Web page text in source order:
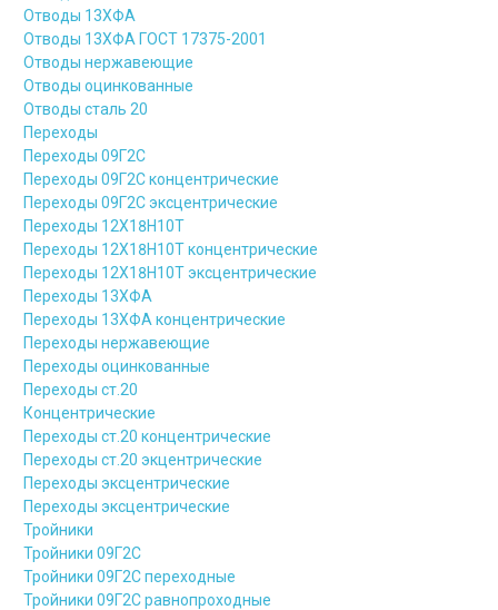
Отводы 13ХФА
Отводы 13ХФА ГОСТ 17375-2001
Отводы нержавеющие
Отводы оцинкованные
Отводы сталь 20
Переходы
Переходы 09Г2С
Переходы 09Г2С концентрические
Переходы 09Г2С эксцентрические
Переходы 12Х18Н10Т
Переходы 12Х18Н10Т концентрические
Переходы 12Х18Н10Т эксцентрические
Переходы 13ХФА
Переходы 13ХФА концентрические
Переходы нержавеющие
Переходы оцинкованные
Переходы ст.20
Концентрические
Переходы ст.20 концентрические
Переходы ст.20 экцентрические
Переходы эксцентрические
Переходы эксцентрические
Тройники
Тройники 09Г2С
Тройники 09Г2С переходные
Тройники 09Г2С равнопроходные